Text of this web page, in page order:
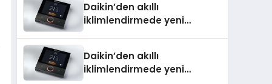
Daikin’den akıllı
iklimlendirmede yeni
Daikin’den akıllı
iklimlendirmede yeni